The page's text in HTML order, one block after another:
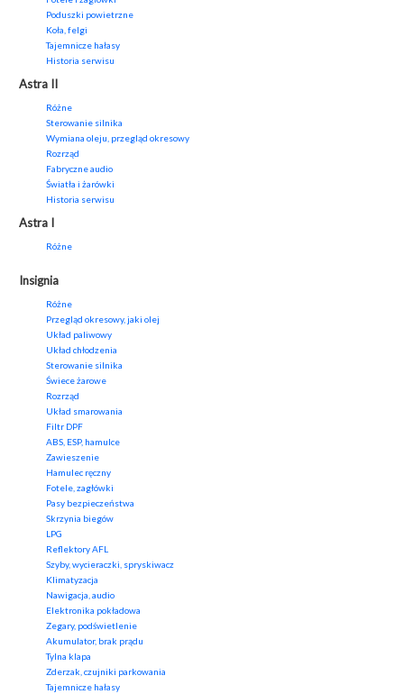
Poduszki powietrzne
Koła, felgi
Tajemnicze hałasy
Historia serwisu
Astra II
Różne
Sterowanie silnika
Wymiana oleju, przegląd okresowy
Rozrząd
Fabryczne audio
Światła i żarówki
Historia serwisu
Astra I
Różne
Insignia
Różne
Przegląd okresowy, jaki olej
Układ paliwowy
Układ chłodzenia
Sterowanie silnika
Świece żarowe
Rozrząd
Układ smarowania
Filtr DPF
ABS, ESP, hamulce
Zawieszenie
Hamulec ręczny
Fotele, zagłówki
Pasy bezpieczeństwa
Skrzynia biegów
LPG
Reflektory AFL
Szyby, wycieraczki, spryskiwacz
Klimatyzacja
Nawigacja, audio
Elektronika pokładowa
Zegary, podświetlenie
Akumulator, brak prądu
Tylna klapa
Zderzak, czujniki parkowania
Tajemnicze hałasy